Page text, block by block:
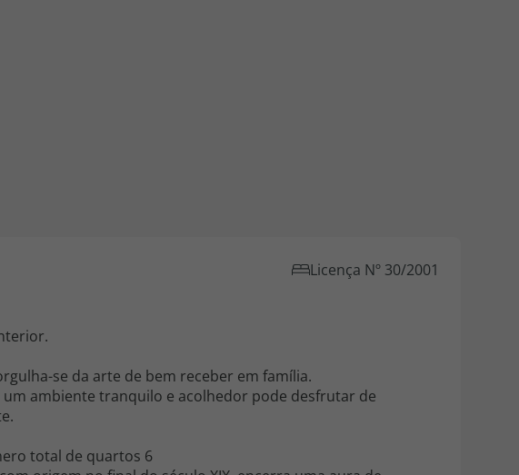
Licença Nº 30/2001
se da arte de bem receber em família.
um ambiente tranquilo e acolhedor pode desfrutar de
total de quartos 6